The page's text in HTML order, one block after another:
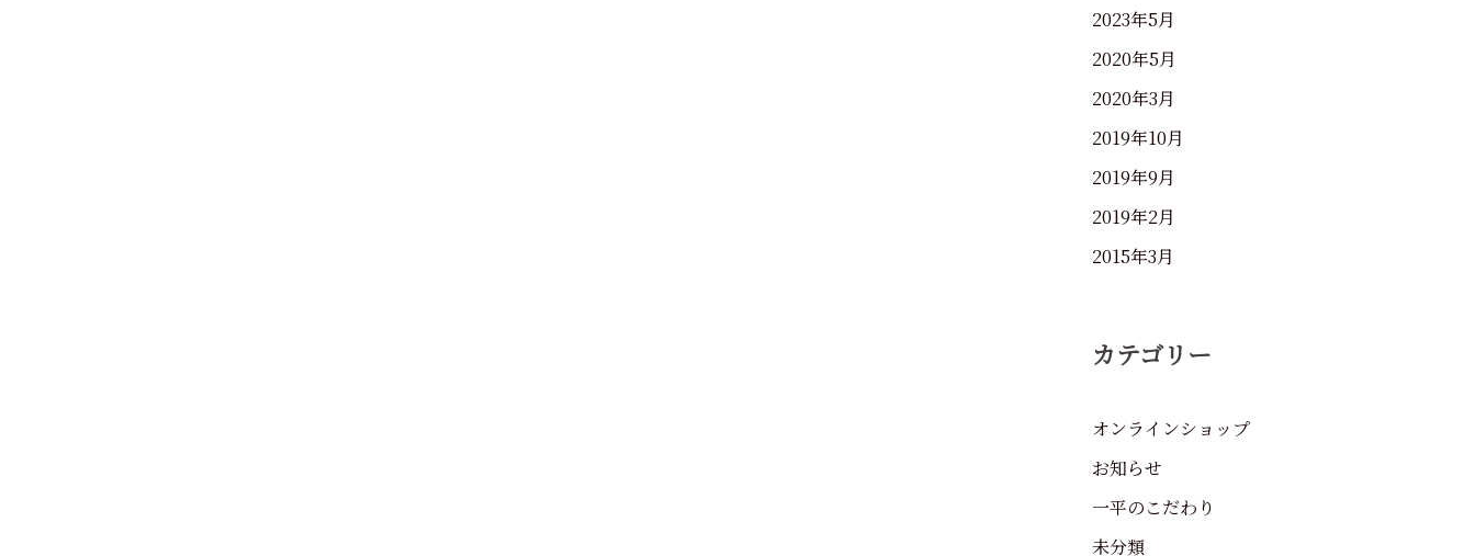
2023年5月
2020年5月
2020年3月
2019年10月
2019年9月
2019年2月
2015年3月
カテゴリー
オンラインショップ
お知らせ
一平のこだわり
未分類